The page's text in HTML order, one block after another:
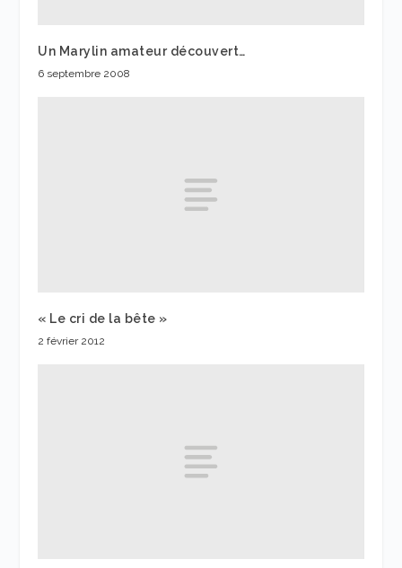
Un Marylin amateur découvert…
6 septembre 2008
« Le cri de la bête »
2 février 2012